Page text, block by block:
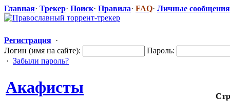
Главная· Трекер· Поиск· Правила· FAQ· Личные сообщения
Регистрация ·
Логин (имя на сайте):
Пароль:
· Забыли пароль?
Акафисты